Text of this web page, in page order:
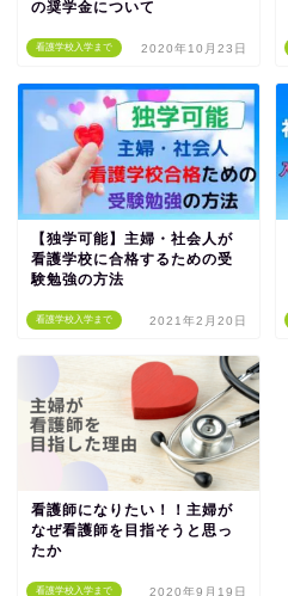
看護学校入学まで
の奨学金について
2020年10月23日
看護学校入学まで
【独学可能】主婦・社会人が
看護学校に合格するための受
験勉強の方法
2021年2月20日
看護学校入学まで
看護師になりたい！！主婦が
なぜ看護師を目指そうと思っ
たか
2020年9月19日